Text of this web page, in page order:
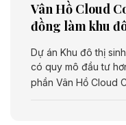
Vân Hồ Cloud
đồng làm khu
Dự án Khu đô thị
có quy mô đầu tư
phần Vân Hồ Cloud